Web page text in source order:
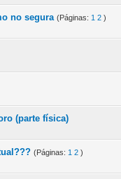
no segura (Páginas: 1 2 )
(parte física)
(Páginas: 1 2 )